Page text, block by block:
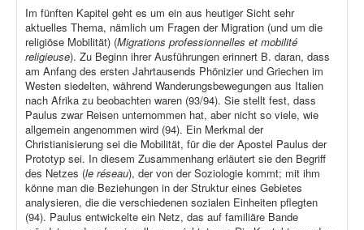
Im fünften Kapitel geht es um ein aus heutiger Sicht sehr
aktuelles Thema, nämlich um Fragen der Migration (und um die
religiöse Mobilität) (Migrations professionnelles et mobilité
religieuse). Zu Beginn ihrer Ausführungen erinnert B. daran, dass
am Anfang des ersten Jahrtausends Phönizier und Griechen im
Westen siedelten, während Wanderungsbewegungen aus Italien
nach Afrika zu beobachten waren (93/94). Sie stellt fest, dass
Paulus zwar Reisen unternommen hat, aber nicht so viele, wie
allgemein angenommen wird (94). Ein Merkmal der
Christianisierung sei die Mobilität, für die der Apostel Paulus der
Prototyp sei. In diesem Zusammenhang erläutert sie den Begriff
des Netzes (le réseau), der von der Soziologie kommt; mit ihm
könne man die Beziehungen in der Struktur eines Gebietes
analysieren, die die verschiedenen sozialen Einheiten pflegten
(94). Paulus entwickelte ein Netz, das auf familiäre Bande